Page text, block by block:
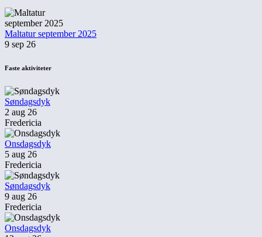
Maltatur september 2025
9 sep 26
Faste aktiviteter
Søndagsdyk
2 aug 26
Fredericia
Onsdagsdyk
5 aug 26
Fredericia
Søndagsdyk
9 aug 26
Fredericia
Onsdagsdyk